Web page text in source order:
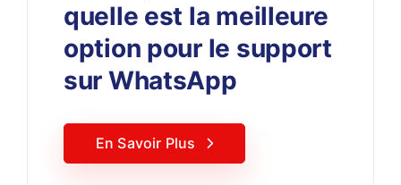
quelle est la meilleure
option pour le support
sur WhatsApp
En Savoir Plus